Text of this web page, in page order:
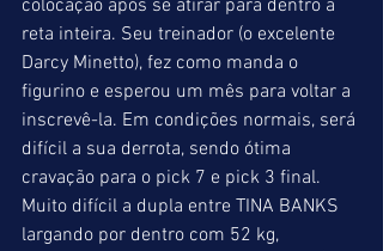
colocação após se atirar para dentro a
reta inteira. Seu treinador (o excelente
Darcy Minetto), fez como manda o
figurino e esperou um mês para voltar a
inscrevê-la. Em condições normais, será
difícil a sua derrota, sendo ótima
cravação para o pick 7 e pick 3 final.
Muito difícil a dupla entre TINA BANKS
largando por dentro com 52 kg,